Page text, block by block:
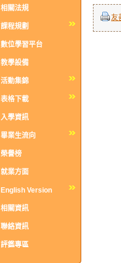
相關法規
課程規劃
數位學習平台
教學設備
活動集錦
表格下載
入學資訊
畢業生流向
榮譽榜
就業方面
English Version
相關資訊
聯絡資訊
評鑑專區
友